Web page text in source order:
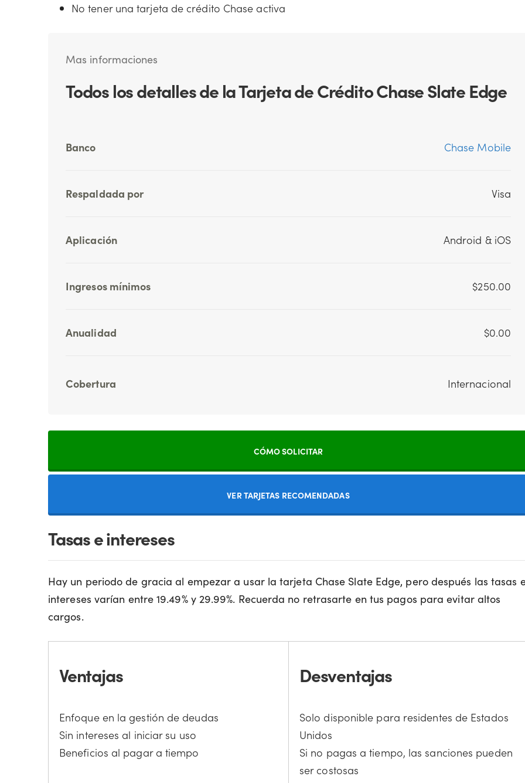
No tener una tarjeta de crédito Chase activa
Mas informaciones
Todos los detalles de la Tarjeta de Crédito Chase Slate Edge
Banco Chase Mobile
Respaldada por Visa
Aplicación Android & iOS
Ingresos mínimos $250.00
Anualidad $0.00
Cobertura Internacional
CÓMO SOLICITAR
VER TARJETAS RECOMENDADAS
Tasas e intereses
Hay un periodo de gracia al empezar a usar la tarjeta Chase Slate Edge, pero después las tasas
intereses varían entre 19.49% y 29.99%. Recuerda no retrasarte en tus pagos para evitar altos
cargos.
Ventajas
Enfoque en la gestión de deudas
Sin intereses al iniciar su uso
Beneficios al pagar a tiempo
Desventajas
Solo disponible para residentes de Estados
Unidos
Si no pagas a tiempo, las sanciones pueden
ser costosas